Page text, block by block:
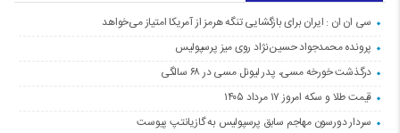
سی ان ان : ایران برای بازگشایی تنگه هرمز از آمریکا امتیاز می‌خواهد
پرونده محمدجواد حسین‌نژاد روی میز پرسپولیس
درگذشت خورخه مسی، پدر لیونل مسی در ۶۸ سالگی
قیمت طلا و سکه امروز ۱۷ مرداد ۱۴۰۵
سردار دورسون مهاجم سابق پرسپولیس به گازیانتپ پیوست